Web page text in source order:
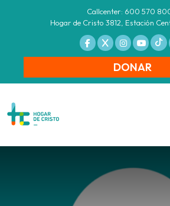
Callcenter: 600 570
Hogar de Cristo 3812, Estación
DONAR